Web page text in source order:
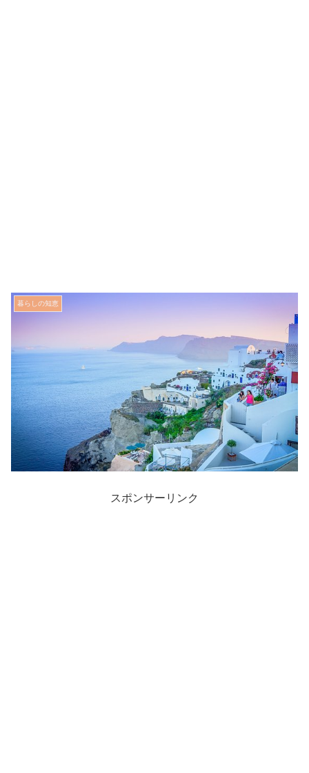
暮らしの知恵
スポンサーリンク